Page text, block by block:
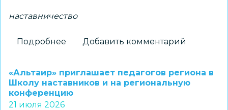
наставничество
Подробнее
«Альтаир»
проводит
Добавить комментарий
«Альтаир» приглашает педагогов региона в
Школу наставников и на региональную
конференцию
21 июля 2026